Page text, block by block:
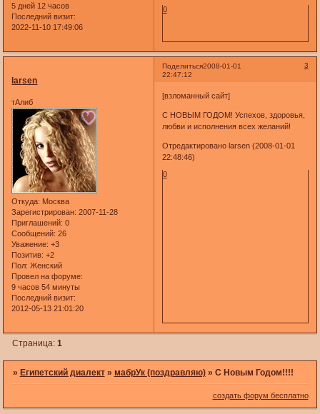
5 дней 12 часов
Последний визит:
2022-11-10 17:49:06
0
Поделиться 3
2008-01-01
22:47:12
larsen
тАлиб
Откуда: Москва
Зарегистрирован: 2007-11-28
Приглашений: 0
Сообщений: 26
Уважение: +3
Позитив: +2
Пол: Женский
Провел на форуме:
9 часов 54 минуты
Последний визит:
2012-05-13 21:01:20
[взломанный сайт]
С НОВЫМ ГОДОМ! Успехов, здоровья,
любви и исполнения всех желаний!
Отредактировано larsen (2008-01-01
22:48:46)
0
Страница: 1
» Египетский диалект » мабрУк (поздравляю) » С Новым Годом!!!!
создать форум бесплатно